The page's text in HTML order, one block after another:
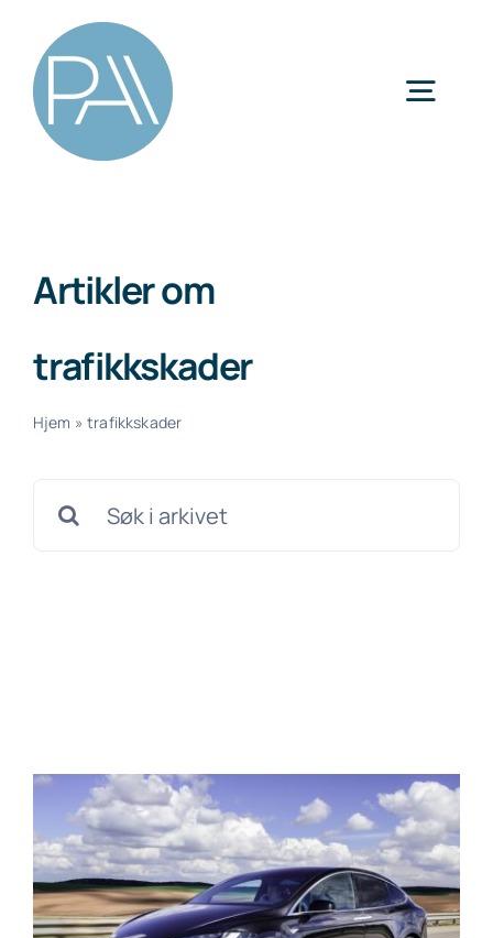
content
Artikler om
trafikkskader
Hjem »trafikkskader
etter: